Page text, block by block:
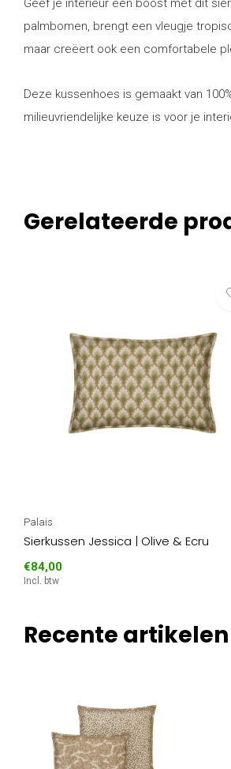
Geef je interieur een boost met dit
palmbomen, brengt een vleugje
maar creëert ook een comfortabele
Deze kussenhoes is gemaakt van
milieuvriendelijke keuze is voor je
Gerelateerde
Palais
Sierkussen Jessica | Olive & Ecru
€84,00
Incl. btw
Recente artikelen